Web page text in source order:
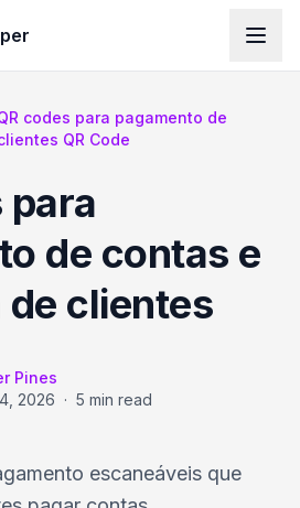
codes para pagamento de
QR Code
para
de contas e
clientes
Pines
2026 · 5 min read
escaneáveis que